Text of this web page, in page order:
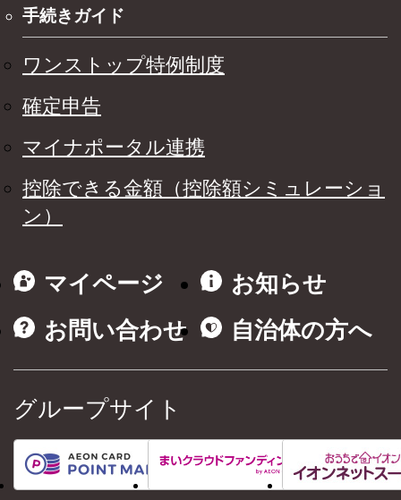
手続きガイド
ワンストップ特例制度
確定申告
マイナポータル連携
控除できる金額（控除額シミュレーショ
ン）
マイページ
お知らせ
お問い合わせ
自治体の方へ
グループサイト